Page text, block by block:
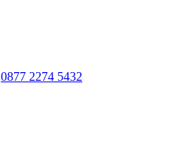
0877 2274 5432